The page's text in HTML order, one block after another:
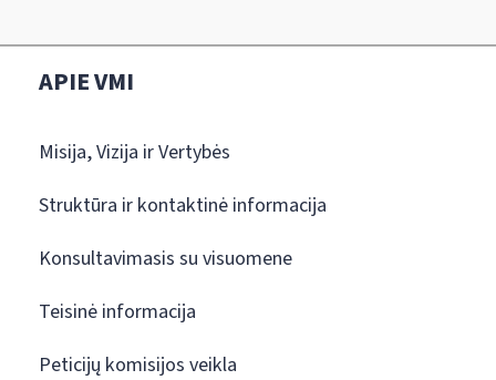
APIE VMI
Misija, Vizija ir Vertybės
Struktūra ir kontaktinė informacija
Konsultavimasis su visuomene
Teisinė informacija
Peticijų komisijos veikla